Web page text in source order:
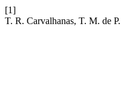
[1]
T. R. Carvalhanas, T. M. de